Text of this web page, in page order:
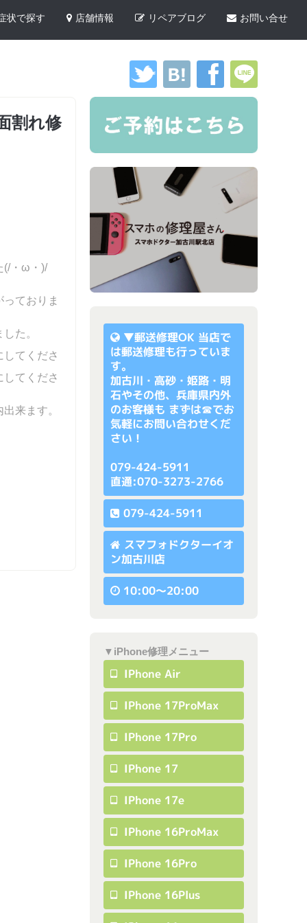
状で探す 店舗情報 リペアブログ お問い合せ
割れ修
(/・ω・)/
ておりま
た。
てくださ
てくださ
来ます。
▼郵送修理OK 当店で
は郵送修理も行っていま
す。
加古川・高砂・姫路・明
石やその他、兵庫県内外
のお客様も まずは☎でお
気軽にお問い合わせくだ
さい！
079-424-5911
直通:070-3273-2766
079-424-5911
スマフォドクターイオ
ン加古川店
10:00〜20:00
▼iPhone修理メニュー
IPhone Air
IPhone 17ProMax
IPhone 17Pro
IPhone 17
IPhone 17e
IPhone 16ProMax
IPhone 16Pro
IPhone 16Plus